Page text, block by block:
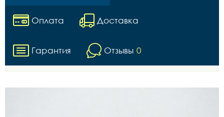
Оплата Доставка
Гарантия Отзывы 0